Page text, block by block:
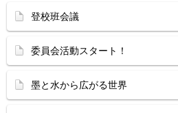
登校班会議
委員会活動スタート！
墨と水から広がる世界